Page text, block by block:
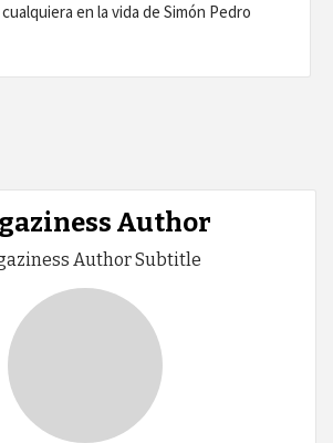
en la vida de Simón Pedro
Author
Author Subtitle